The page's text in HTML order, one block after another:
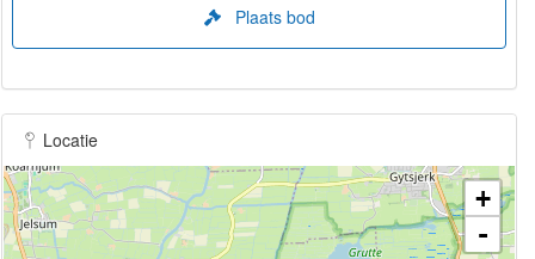
Plaats bod
Locatie
+
-